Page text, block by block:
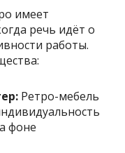
имеет
речь идёт о
работы.
Ретро-мебель
фоне